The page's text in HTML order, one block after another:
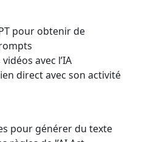
pour obtenir de
avec l’IA
direct avec son activité
pour générer du texte